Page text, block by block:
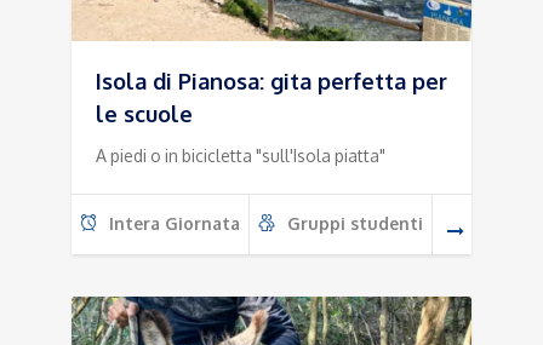
Isola di Pianosa: gita perfetta per
le scuole
A piedi o in bicicletta "sull'Isola piatta"
Intera Giornata Gruppi studenti